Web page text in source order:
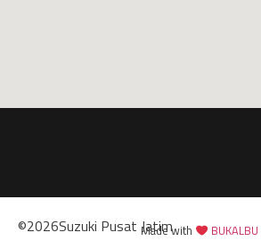
©2026Suzuki Pusat Jatim
Made with BUKALBU